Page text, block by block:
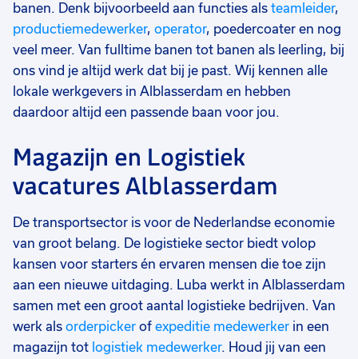
banen. Denk bijvoorbeeld aan functies als teamleider,
productiemedewerker, operator, poedercoater en nog
veel meer. Van fulltime banen tot banen als leerling, bij
ons vind je altijd werk dat bij je past. Wij kennen alle
lokale werkgevers in Alblasserdam en hebben
daardoor altijd een passende baan voor jou.
Magazijn en Logistiek
vacatures Alblasserdam
De transportsector is voor de Nederlandse economie
van groot belang. De logistieke sector biedt volop
kansen voor starters én ervaren mensen die toe zijn
aan een nieuwe uitdaging. Luba werkt in Alblasserdam
samen met een groot aantal logistieke bedrijven. Van
werk als orderpicker of expeditie medewerker in een
magazijn tot logistiek medewerker. Houd jij van een